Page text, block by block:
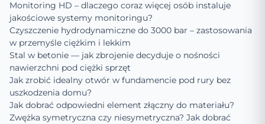
Monitoring HD – dlaczego coraz więcej osób instaluje
jakościowe systemy monitoringu?
Czyszczenie hydrodynamiczne do 3000 bar – zastosowania
w przemyśle ciężkim i lekkim
Stal w betonie — jak zbrojenie decyduje o nośności
nawierzchni pod ciężki sprzęt
Jak zrobić idealny otwór w fundamencie pod rury bez
uszkodzenia domu?
Jak dobrać odpowiedni element złączny do materiału?
Zwężka symetryczna czy niesymetryczna? Jak dobrać